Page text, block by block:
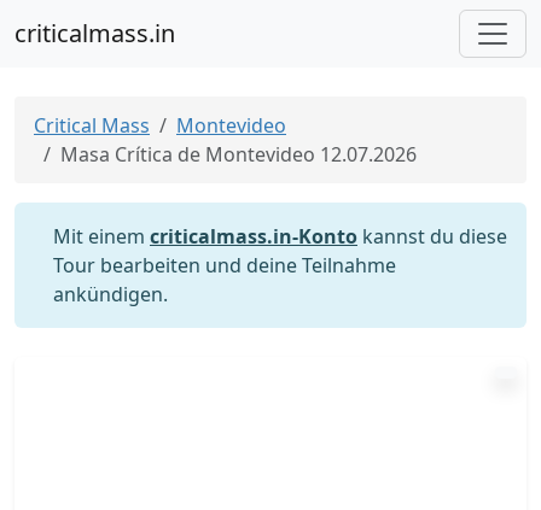
criticalmass.in
Critical Mass
Montevideo
Masa Crítica de Montevideo 12.07.2026
Mit einem criticalmass.in-Konto kannst du diese
Tour bearbeiten und deine Teilnahme
ankündigen.